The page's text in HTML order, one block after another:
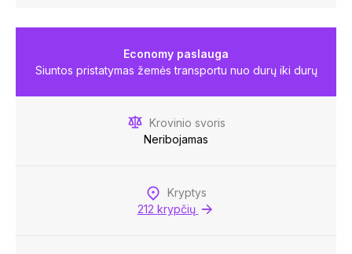
Economy paslauga
Siuntos pristatymas žemės transportu nuo durų iki durų
Krovinio svoris
Neribojamas
Kryptys
212 krypčių